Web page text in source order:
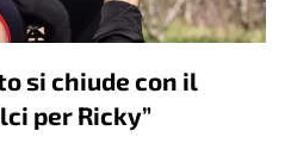
si chiude con il
per Ricky”